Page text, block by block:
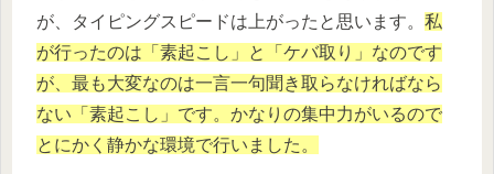
が、タイピングスピードは上がったと思います。 私
が行ったのは「素起こし」と「ケバ取り」なのです
が、最も大変なのは一言一句聞き取らなければなら
ない「素起こし」です。かなりの集中力がいるので
とにかく静かな環境で行いました。